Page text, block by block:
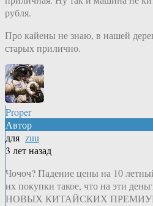
рубля.
Про кайены не знаю, в нашей
старых прилично.
Proper
Автор
для zuu
3 лет назад
Чочоч? Падение цены на 10
их покупки такое, что на эти
НОВЫХ КИТАЙСКИХ